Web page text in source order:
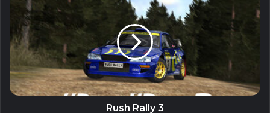
7 September, 2023
Stellar Repair for Video (All Editons
Unlocked) – Sửa chữa file video bị lỗi
5 September, 2023
Eltima USB Network Gate Unlocked –
Phần mềm hỗ trợ chia sẻ kết nối USB
Rush Rally 3